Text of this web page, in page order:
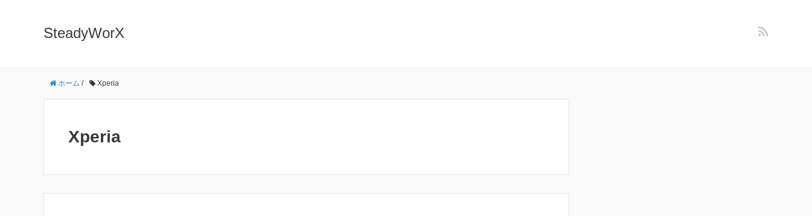
SteadyWorX
ホーム / Xperia
Xperia